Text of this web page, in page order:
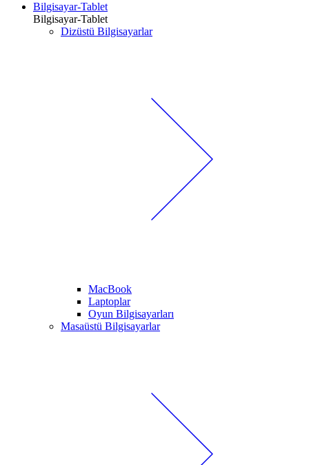
Bilgisayar-Tablet
Bilgisayar-Tablet
Dizüstü Bilgisayarlar
MacBook
Laptoplar
Oyun Bilgisayarları
Masaüstü Bilgisayarlar